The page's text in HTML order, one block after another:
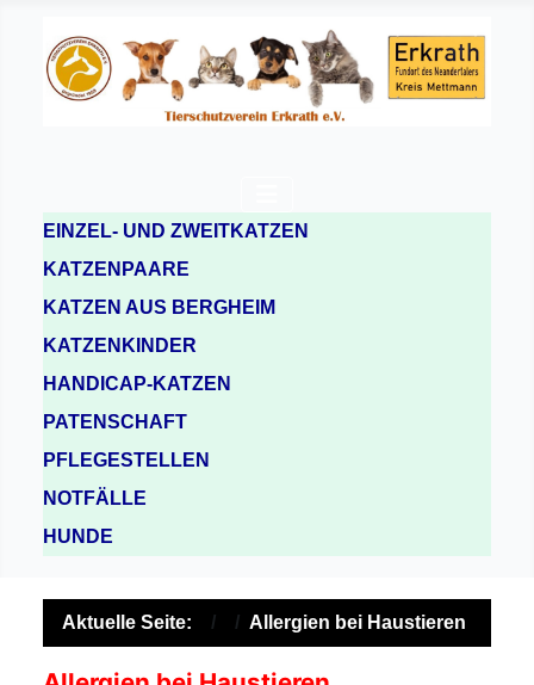
EINZEL- UND ZWEITKATZEN
KATZENPAARE
KATZEN AUS BERGHEIM
KATZENKINDER
HANDICAP-KATZEN
PATENSCHAFT
PFLEGESTELLEN
NOTFÄLLE
HUNDE
Aktuelle Seite: Allergien bei Haustieren